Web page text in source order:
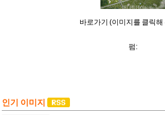
바로가기 (이미지를 클릭해
펌:
인기 이미지